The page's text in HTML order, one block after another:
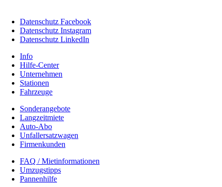
Datenschutz Facebook
Datenschutz Instagram
Datenschutz LinkedIn
Info
Hilfe-Center
Unternehmen
Stationen
Fahrzeuge
Sonderangebote
Langzeitmiete
Auto-Abo
Unfallersatzwagen
Firmenkunden
FAQ / Mietinformationen
Umzugstipps
Pannenhilfe